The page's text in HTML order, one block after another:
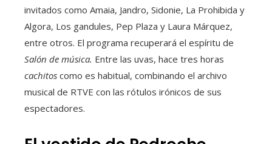
invitados como Amaia, Jandro, Sidonie, La Prohibida y
Algora, Los gandules, Pep Plaza y Laura Márquez,
entre otros. El programa recuperará el espíritu de
Salón de música. Entre las uvas, hace tres horas
cachitos como es habitual, combinando el archivo
musical de RTVE con las rótulos irónicos de sus
espectadores.